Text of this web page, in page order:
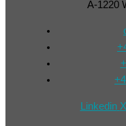
A-1220
Linkedin